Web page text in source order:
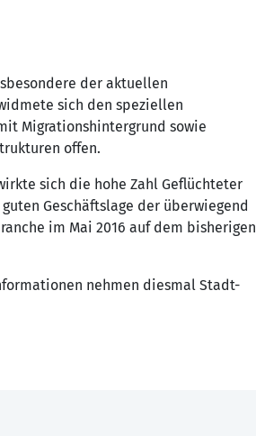
der aktuellen
sich den speziellen
Migrationshintergrund sowie
offen.
sich die hohe Zahl Geflüchteter
Geschäftslage der überwiegend
im Mai 2016 auf dem bisherigen
nehmen diesmal Stadt-